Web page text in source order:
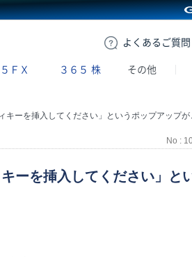
よくある ご質問
ＦＸ ３６５ 株 その他
ーを挿入してください」というポップアップが出て進めません。
No :
キーを挿入してください」と